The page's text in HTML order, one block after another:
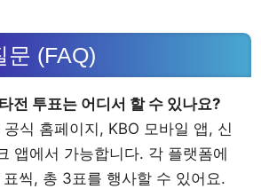
문 (FAQ)
전 투표는 어디서 할 수 있나요?
공식 홈페이지, KBO 모바일 앱, 신
앱에서 가능합니다. 각 플랫폼에
씩, 총 3표를 행사할 수 있어요.